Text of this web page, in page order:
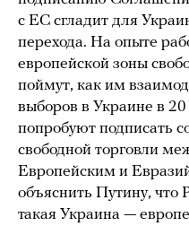
с ЕС сгладит для
перехода. На опыте
европейской зоны
поймут, как им
выборов в Украине в
попробуют подписать
свободной торговли
Европейским и
объяснить Путину, что
такая Украина —